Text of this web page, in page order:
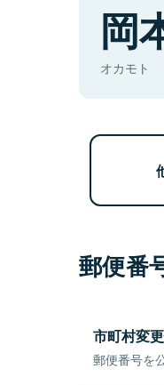
岡
オカモト
郵便番
市町村変
郵便番号を